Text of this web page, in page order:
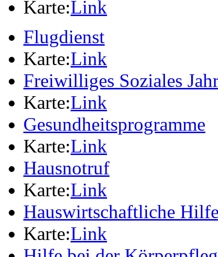
Karte:Link
Flugdienst
Karte:Link
Freiwilliges Soziales
Karte:Link
Gesundheitsprogramme
Karte:Link
Hausnotruf
Karte:Link
Hauswirtschaftliche
Karte:Link